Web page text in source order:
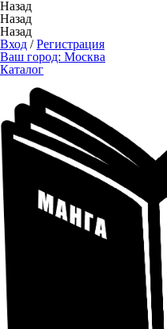
Назад
Назад
Назад
Вход /Регистрация
Ваш город: Москва
Каталог